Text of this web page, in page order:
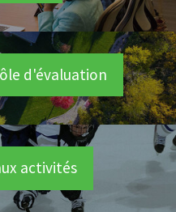
d'évaluation
activités